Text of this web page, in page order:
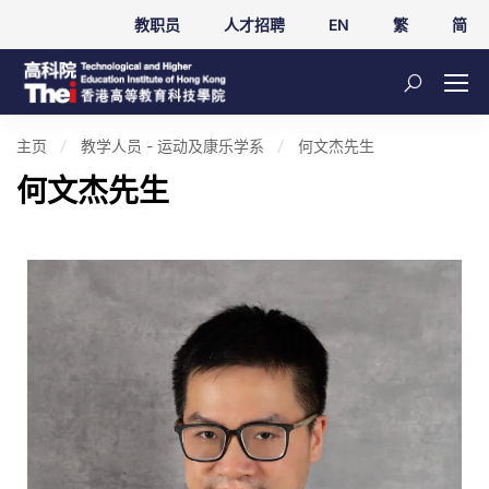
教职员 人才招聘 EN 繁 简
主页 教学人员 - 运动及康乐学系 何文杰先生
何文杰先生